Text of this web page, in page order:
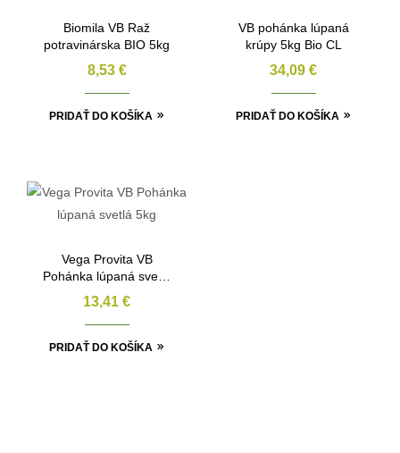
Biomila VB Raž
potravinárska BIO 5kg
8,53 €
PRIDAŤ DO KOŠÍKA
VB pohánka lúpaná
krúpy 5kg Bio CL
34,09 €
PRIDAŤ DO KOŠÍKA
Vega Provita VB
Pohánka lúpaná svetlá
5kg
13,41 €
PRIDAŤ DO KOŠÍKA